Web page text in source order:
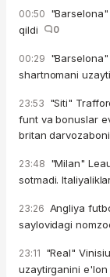
00:50
qildi
0
00:29
shartnomani
23:53 "Siti"
funt va bonuslar
britan
23:48 "Milan"
sotmadi.
23:26 Angliya
saylovidagi
23:11 "Real"
uzaytirganini e'lon